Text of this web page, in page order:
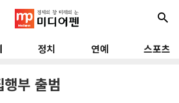
search
정치 연예 스포츠
부 출범